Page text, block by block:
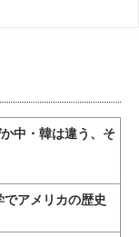
中・韓は違う、そ
アメリカの歴史